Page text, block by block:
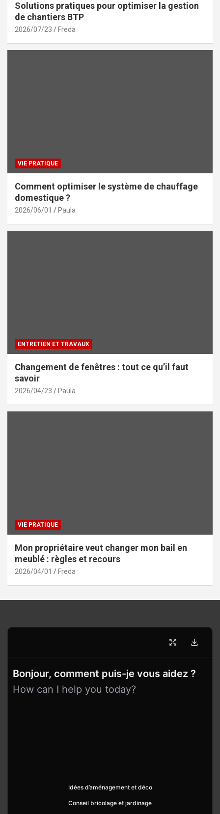
Solutions pratiques pour optimiser la gestion
de chantiers BTP
2026/07/23 Freda
VIE PRATIQUE
Comment optimiser le système de chauffage
domestique ?
2026/06/01 Paula
ENTRETIEN ET TRAVAUX
Changement de fenêtres : tout ce qu’il faut
savoir
2026/04/23 Paula
VIE PRATIQUE
Mon propriétaire veut changer mon bail en
meublé : règles et recours
2026/04/01 Freda
Bonjour, comment puis-je vous aidez ?
How can I help you today?
Idées d’aménagement et déco
Conseil bricolage et jardinage